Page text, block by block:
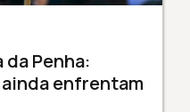
da Penha:
enfrentam